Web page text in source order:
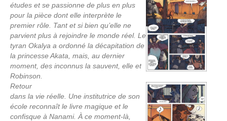
études et se passionne de plus en plus
pour la pièce dont elle interprète le
premier rôle. Tant et si bien qu’elle ne
parvient plus à rejoindre le monde réel. Le
tyran Okalya a ordonné la décapitation de
la princesse Akata, mais, au dernier
moment, des inconnus la sauvent, elle et
Robinson.
Retour
dans la vie réelle. Une institutrice de son
école reconnaît le livre magique et le
confisque à Nanami. À ce moment-là,